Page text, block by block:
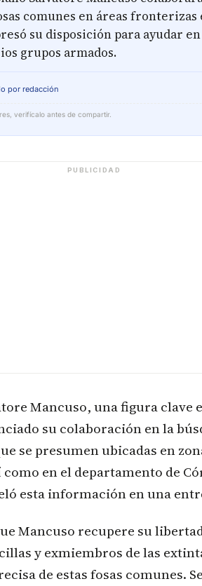
comunes en áreas
su disposición para ayudar
grupos armados.
por redacción
verifícalo antes de compartir.
PUBLICIDAD
Mancuso, una figura clave
su colaboración en la
se presumen ubicadas en
como en el departamento de
esta información en una
Mancuso recupere su
y exmiembros de las
de estas fosas comunes.